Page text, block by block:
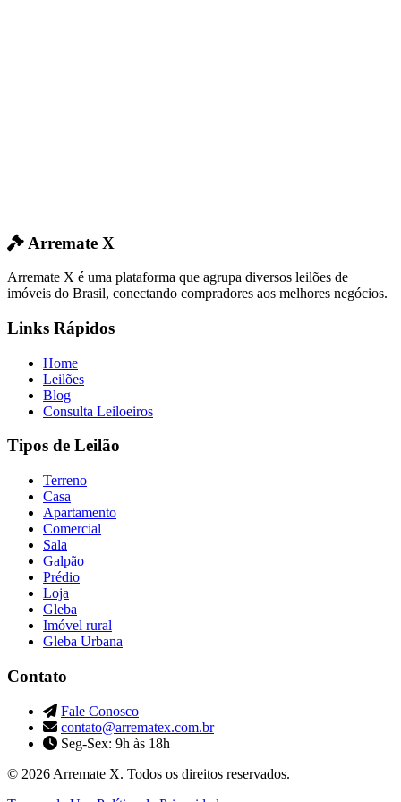
Arremate X
Arremate X é uma plataforma que agrupa diversos leilões de
imóveis do Brasil, conectando compradores aos melhores negócios.
Links Rápidos
Home
Leilões
Blog
Consulta Leiloeiros
Tipos de Leilão
Terreno
Casa
Apartamento
Comercial
Sala
Galpão
Prédio
Loja
Gleba
Imóvel rural
Gleba Urbana
Contato
Fale Conosco
contato@arrematex.com.br
Seg-Sex: 9h às 18h
© 2026 Arremate X. Todos os direitos reservados.